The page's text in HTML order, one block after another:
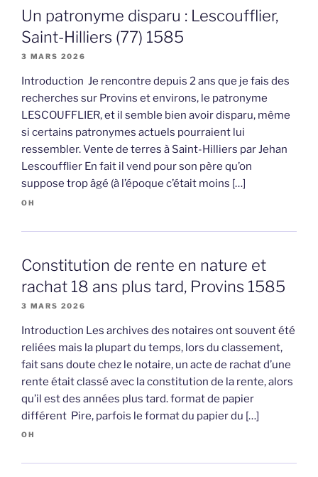
Un patronyme disparu : Lescoufflier,
Saint-Hilliers (77) 1585
3 MARS 2026
Introduction Je rencontre depuis 2 ans que je fais des
recherches sur Provins et environs, le patronyme
LESCOUFFLIER, et il semble bien avoir disparu, même
si certains patronymes actuels pourraient lui
ressembler. Vente de terres à Saint-Hilliers par Jehan
Lescoufflier En fait il vend pour son père qu’on
suppose trop âgé (à l’époque c’était moins […]
OH
Constitution de rente en nature et
rachat 18 ans plus tard, Provins 1585
3 MARS 2026
Introduction Les archives des notaires ont souvent été
reliées mais la plupart du temps, lors du classement,
fait sans doute chez le notaire, un acte de rachat d’une
rente était classé avec la constitution de la rente, alors
qu’il est des années plus tard. format de papier
différent Pire, parfois le format du papier du […]
OH